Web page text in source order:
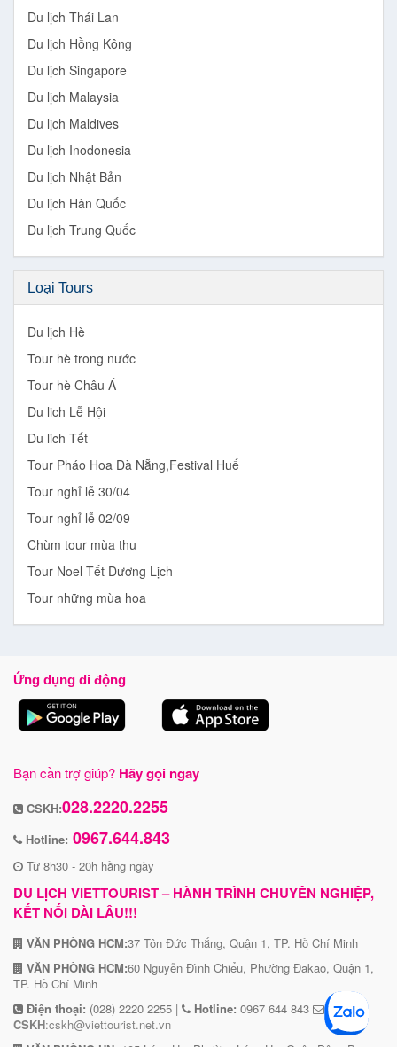
Du lịch Thái Lan
Du lịch Hồng Kông
Du lịch Singapore
Du lịch Malaysia
Du lịch Maldives
Du lịch Inodonesia
Du lịch Nhật Bản
Du lịch Hàn Quốc
Du lịch Trung Quốc
Loại Tours
Du lịch Hè
Tour hè trong nước
Tour hè Châu Á
Du lich Lễ Hội
Du lich Tết
Tour Pháo Hoa Đà Nẵng,Festival Huế
Tour nghỉ lễ 30/04
Tour nghỉ lễ 02/09
Chùm tour mùa thu
Tour Noel Tết Dương Lịch
Tour những mùa hoa
Ứng dụng di động
Bạn cần trợ giúp? Hãy gọi ngay
CSKH:028.2220.2255
Hotline: 0967.644.843
Từ 8h30 - 20h hằng ngày
DU LỊCH VIETTOURIST – HÀNH TRÌNH CHUYÊN NGHIỆP,
KẾT NỐI DÀI LÂU!!!
VĂN PHÒNG HCM:37 Tôn Đức Thắng, Quận 1, TP. Hồ Chí Minh
VĂN PHÒNG HCM:60 Nguyễn Đình Chiểu, Phường Đakao, Quận 1,
TP. Hồ Chí Minh
Điện thoại: (028) 2220 2255 | Hotline: 0967 644 843
CSKH:cskh@viettourist.net.vn